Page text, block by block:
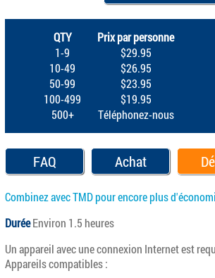
QTY
1-9
10-49
50-99
100-499
500+
Prix par personne
$29.95
$26.95
$23.95
$19.95
Téléphonez-nous
FAQ Achat
Combinez avec TMD pour encore plus
DuréeEnviron 1.5 heures
Un appareil avec une connexion Internet est
Appareils compatibles :